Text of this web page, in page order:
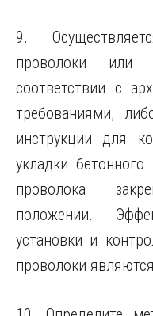
9.
проволоки или
соответствии с
требованиями,
инструкции для
укладки
проволока
положении.
установки и
проволоки